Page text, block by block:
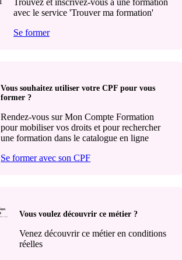
avec le service 'Trouver ma formation'
Se former
Vous souhaitez utiliser votre CPF pour vous
former ?
Rendez-vous sur Mon Compte Formation
pour mobiliser vos droits et pour rechercher
une formation dans le catalogue en ligne
Se former avec son CPF
Vous voulez découvrir ce métier ?
Venez découvrir ce métier en conditions
réelles